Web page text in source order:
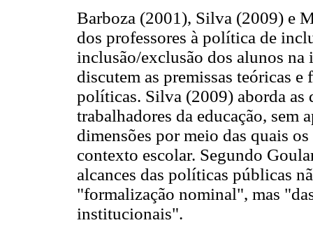
Barboza (2001), Silva (2009) e
dos professores à política de
inclusão/exclusão dos alunos na
discutem as premissas teóricas e
políticas. Silva (2009) aborda as
trabalhadores da educação, sem
dimensões por meio das quais
contexto escolar. Segundo
alcances das políticas públicas
"formalização nominal", mas
institucionais".